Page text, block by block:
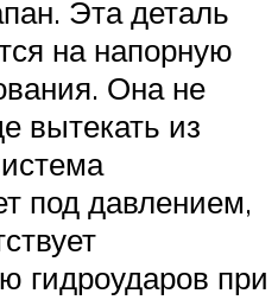
Эта деталь
на напорную
Она не
вытекать из
под давлением,
гидроударов при